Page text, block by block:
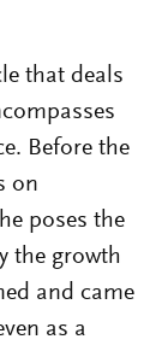
that deals
Before the
on
poses the
the growth
and came
as a